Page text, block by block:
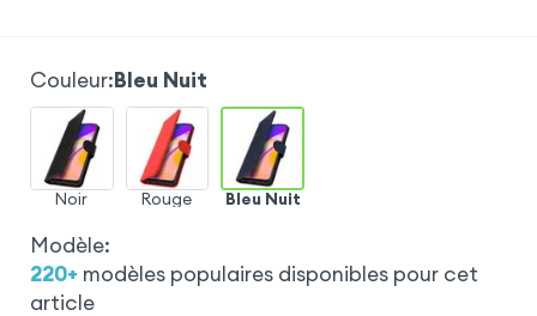
Couleur:Bleu Nuit
Noir Rouge Bleu Nuit
Modèle:
220+ modèles populaires disponibles pour cet
article